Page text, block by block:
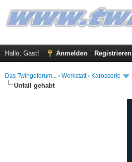
Hallo, Gast! Anmelden Registrieren
Das Twingoforum... › Werkstatt› Karosserie
Unfall gehabt